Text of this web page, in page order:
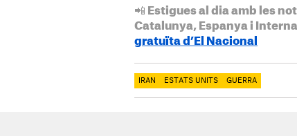
📲 Estigues al dia amb les
Catalunya, Espanya i
gratuïta d’El Nacional
IRAN ESTATS UNITS GUERRA